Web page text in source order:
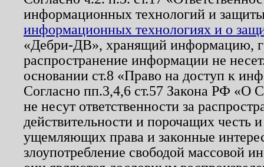
информационных технологий и
информационных технологиях и о
«Дебри-ДВ», хранящий информацию,
распространение информации не
основании ст.8 «Право на доступ к
Согласно пп.3,4,6 ст.57 Закона РФ «О
не несут ответственности за
действительности и порочащих честь
ущемляющих права и законные
злоупотребление свободой массовой